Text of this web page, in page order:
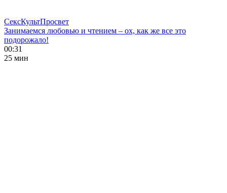
СексКультПросвет
Занимаемся любовью и чтением – ох, как же все это
подорожало!
00:31
25 мин